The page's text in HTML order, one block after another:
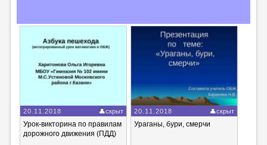
20.11.2018 скрыт
Урок-викторина по правилам
дорожного движения (ПДД)
20.11.2018 скрыт
Ураганы, бури, смерчи